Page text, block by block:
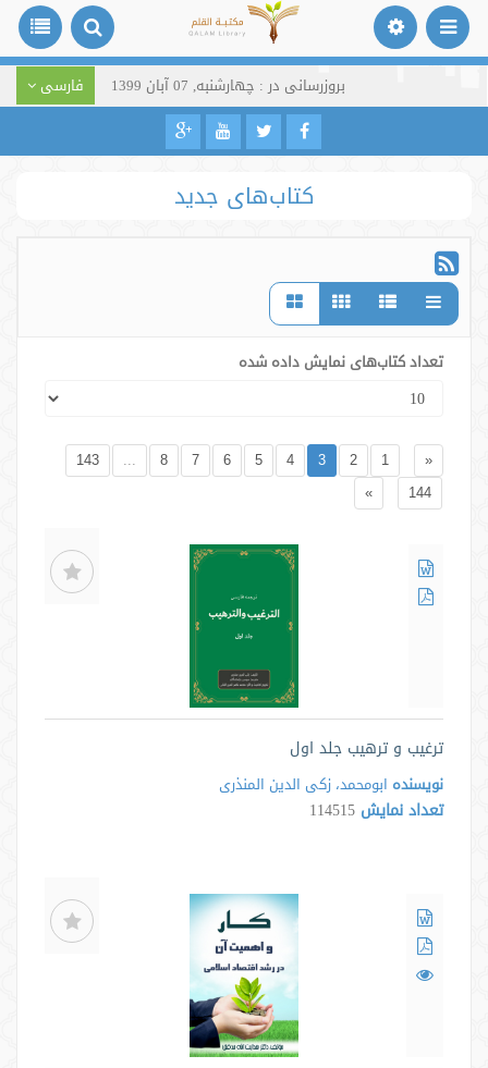
بروزرسانی در : چهارشنبه, 07 آبان 1399 فارسی
کتاب‌های جدید
تعداد کتاب‌های نمایش داده شده
«
1
2
3
4
5
6
7
8
...
143
144
»
ترغیب و ترهیب جلد اول
نویسنده ابومحمد، زکی الدین المنذری
تعداد نمایش 114515